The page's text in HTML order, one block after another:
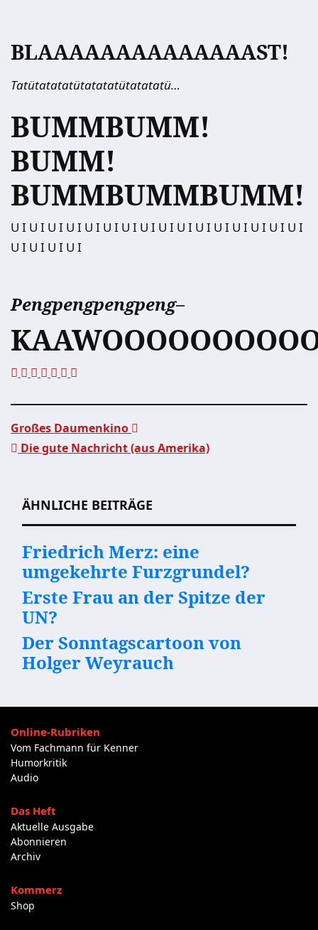
BLAAAAAAAAAAAAAAST!
Tatütatatatütatatatütatatatü…
BUMMBUMM!
BUMM!
BUMMBUMMBUMM!
U I U I U I U I U I U I U I U I U I U I U I U I U I U I U I U I
U I U I U I U I
Pengpengpengpeng–
Großes Daumenkino
Die gute Nachricht (aus Amerika)
ÄHNLICHE BEITRÄGE
Friedrich Merz: eine
umgekehrte Furzgrundel?
Erste Frau an der Spitze der
UN?
Der Sonntagscartoon von
Holger Weyrauch
Online-Rubriken
Vom Fachmann für Kenner
Humorkritik
Audio
Das Heft
Aktuelle Ausgabe
Abonnieren
Archiv
Kommerz
Shop